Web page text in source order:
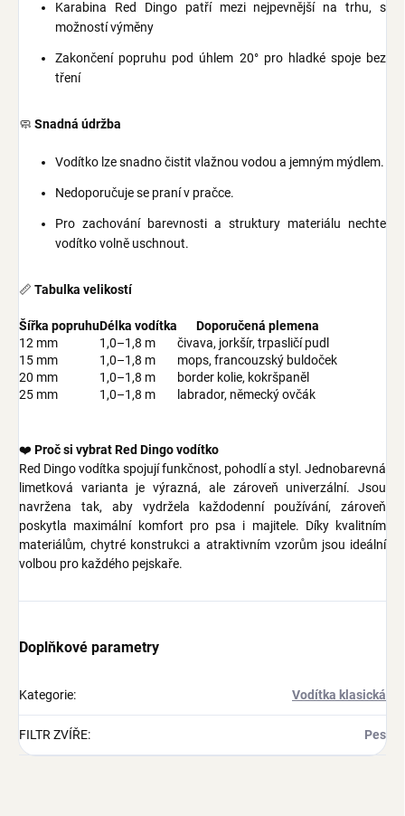
Karabina Red Dingo patří mezi nejpevnější na trhu, s
možností výměny
Zakončení popruhu pod úhlem 20° pro hladké spoje bez
tření
🧼 Snadná údržba
Vodítko lze snadno čistit vlažnou vodou a jemným mýdlem.
Nedoporučuje se praní v pračce.
Pro zachování barevnosti a struktury materiálu nechte
vodítko volně uschnout.
📏 Tabulka velikostí
Šířka popruhuDélka vodítka
Doporučená plemena
12 mm
1,0–1,8 m
čivava, jorkšír, trpasličí pudl
15 mm
1,0–1,8 m
mops, francouzský buldoček
20 mm
1,0–1,8 m
border kolie, kokršpaněl
25 mm
1,0–1,8 m labrador, německý ovčák
❤️ Proč si vybrat Red Dingo vodítko
Red Dingo vodítka spojují funkčnost, pohodlí a styl. Jednobarevná
limetková varianta je výrazná, ale zároveň univerzální. Jsou
navržena tak, aby vydržela každodenní používání, zároveň
poskytla maximální komfort pro psa i majitele. Díky kvalitním
materiálům, chytré konstrukci a atraktivním vzorům jsou ideální
volbou pro každého pejskaře.
Doplňkové parametry
Kategorie: Vodítka klasická
FILTR ZVÍŘE: Pes